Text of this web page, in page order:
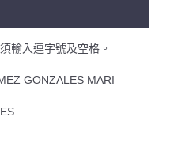
輸入連字號及空格。
GONZALES MARI